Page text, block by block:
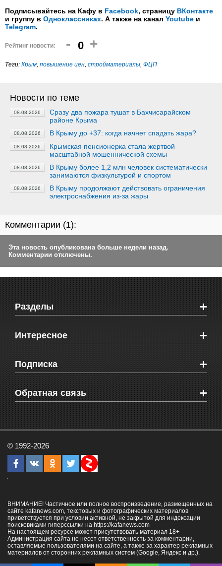
Подписывайтесь на Кафу в Facebook, страницу ВКонтакте
и группу в Одноклассниках. А также на канал Youtube и
Telegram.
Рейтинг новости: - 0 +
Теги: Крым, повышение цен, стройматериалы, ФЦП
Новости по теме
08.08.2026
Сразу два пожара тушат в Бахчисарайском
районе Крыма
08.08.2026 В Крыму до +37: когда начнет спадать жара?
08.08.2026
Крымская пенсионерка стала жертвой
масштабной мошеннической схемы
08.08.2026
В Крыму более 1,2 млн человек систематически
занимаются физкультурой и спортом
08.08.2026
В Крыму продолжают действовать ограничения
электроснабжения из-за жары
Комментарии (1):
Эта новость опубликована больше недели назад.
Комментарии отключены.
Разделы +
Новости Феодосии
Новости Крыма
Мировые новости
Объявления
Здоровье
СМС мнения читателей
Интересное +
Видео о Феодосии
Веб-камеры Феодосии
Блоги феодосийцев
Школы Феодосии
Подписка +
Печатная версия газеты "Кафа"
RSS
Обратная связь +
Рекламодателям
Контактная информация
© 1992-2026
ВНИМАНИЕ! Частичное или полное воспроизведение, размещенных на
сайте kafanews.com, текстовых и фотографических материалов
приветствуется при условии активной, не закрытой для индексации
поисковиками гиперссылки на https://kafanews.com
На настоящем ресурсе может присутствовать материал 18+
Администрация сайта не несет ответственность за комментарии,
оставляемые пользователями на сайте, а также за характер рекламных
материалов от сторонних рекламных систем (Google, Яндекс и др.).